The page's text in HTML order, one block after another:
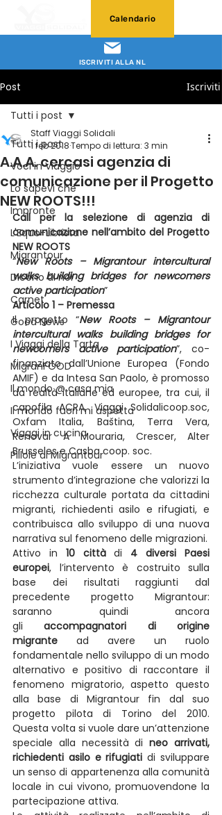
ISCRIVITI ALLA NL
Calendario
Post Iscriviti
Tutti i post
Voci in Viaggio
Lo sapevi che
Impronte
L'Equo-Librista
Migrantour
Dicono di noi
Carnet
Good News
I Viaggi della Tarta
MigranFOOD
Il mondo @ casa mia
Il mondo fuori mi aspetta
Viaggi in cucina
Pillole di Migrantour
Tutti i post
A.A.A. cercasi agenzia di
comunicazione per il Progetto
NEW ROOTS!!!
Staff Viaggi Solidali
1 feb 2018Tempo di lettura: 3 min
Call per la selezione di agenzia di
comunicazione nell’ambito del Progetto
NEW ROOTS
“New Roots – Migrantour intercultural
walks building bridges for newcomers
active participation”
Articolo 1 – Premessa
Il progetto “New Roots – Migrantour
intercultural walks building bridges for
newcomers active participation”, co-
finanziato dall’Unione Europea (Fondo
AMIF) e da Intesa San Paolo, è promosso
da realtà italiane ed europee, tra cui, il
capofila ACRA, Viaggi Solidalicoop.soc,
Oxfam Italia, Baština, Terra Vera,
Renovar A Mouraria, Crescer, Alter
Brusseles e Casba coop. soc.
L’iniziativa vuole essere un nuovo
strumento d’integrazione che valorizzi la
ricchezza culturale portata da cittadini
migranti, richiedenti asilo e rifugiati, e
contribuisca allo sviluppo di una nuova
narrativa sul fenomeno delle migrazioni.
Attivo in 10 città di 4 diversi Paesi
europei, l’intervento è costruito sulla
base dei risultati raggiunti dal
precedente progetto Migrantour:
saranno quindi ancora
gli accompagnatori di origine
migrante ad avere un ruolo
fondamentale nello sviluppo di un modo
alternativo e positivo di raccontare il
fenomeno migratorio, aspetto questo
alla base di Migrantour fin dal suo
progetto pilota di Torino del 2010.
Questa volta si vuole dare un’attenzione
speciale alla necessità di neo arrivati,
richiedenti asilo e rifugiati di sviluppare
un senso di appartenenza alla comunità
locale in cui vivono, promuovendone la
partecipazione attiva.